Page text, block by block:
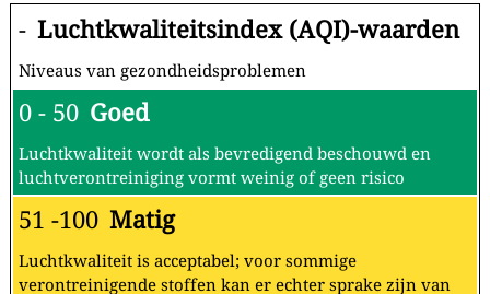
- Luchtkwaliteitsindex (AQI)-waarden
Niveaus van gezondheidsproblemen
0 - 50 Goed
Luchtkwaliteit wordt als bevredigend beschouwd en
luchtverontreiniging vormt weinig of geen risico
51 -100 Matig
Luchtkwaliteit is acceptabel; voor sommige
verontreinigende stoffen kan er echter sprake zijn van